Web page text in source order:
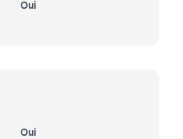
Oui
Oui